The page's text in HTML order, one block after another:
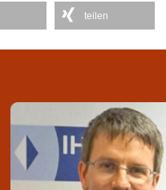
teilen